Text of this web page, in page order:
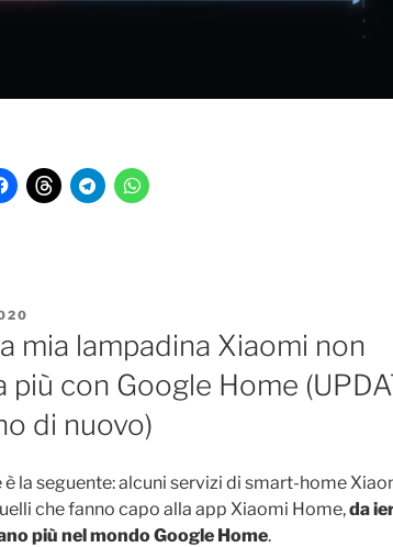
mia lampadina Xiaomi non
più con Google Home
di nuovo)
è la seguente: alcuni servizi di smart-home
che fanno capo alla app Xiaomi Home,da
più nel mondo Google Home.